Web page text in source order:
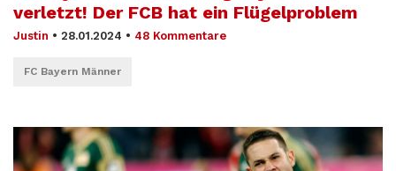
verletzt! Der FCB hat ein Flügelproblem
Justin • 28.01.2024 • 48 Kommentare
FC Bayern Männer